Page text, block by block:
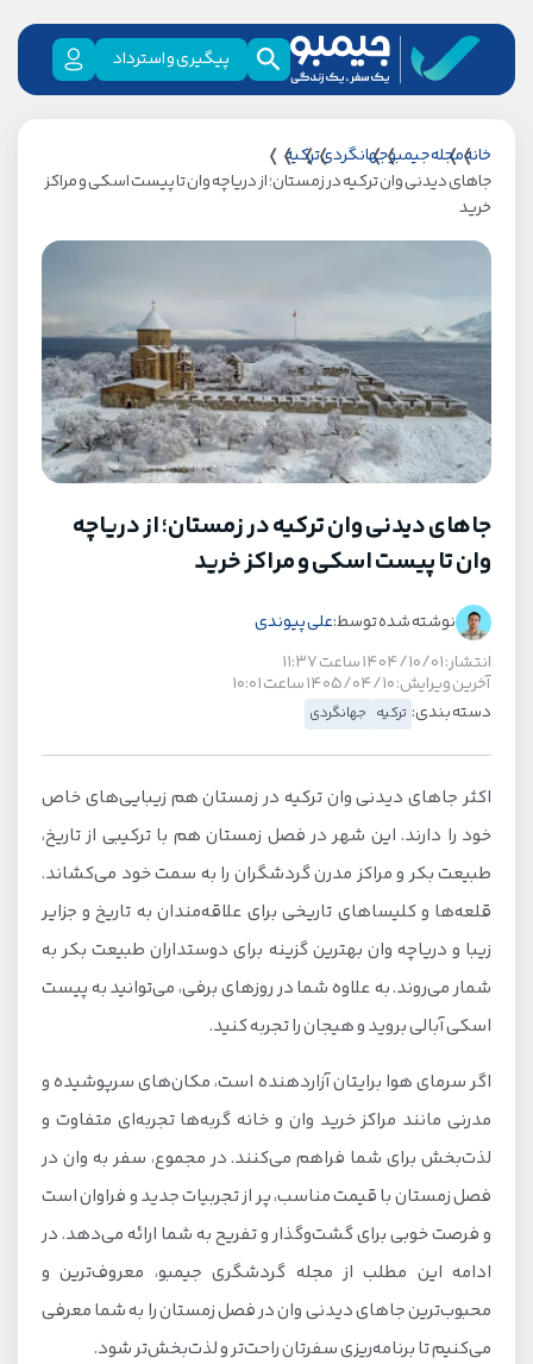
پیگیری و استرداد
خانهمجله جیمبوجهانگردیترکیه
جاهای دیدنی وان ترکیه در زمستان؛ از دریاچه وان تا پیست اسکی و مراکز
خرید
جاهای دیدنی وان ترکیه در زمستان؛ از دریاچه
وان تا پیست اسکی و مراکز خرید
نوشته شده توسط:علی پیوندی
انتشار: ۱۴۰۴/۱۰/۰۱ ساعت ۱۱:۳۷
آخرین ویرایش: ۱۴۰۵/۰۴/۱۰ ساعت ۱۰:۰۱
دسته بندی: ترکیه جهانگردی
اکثر جاهای دیدنی وان ترکیه در زمستان هم زیبایی‌های خاص
خود را دارند. این شهر در فصل زمستان هم با ترکیبی از تاریخ،
طبیعت بکر و مراکز مدرن گردشگران را به سمت خود می‌کشاند‌.
قلعه‌ها و کلیساهای تاریخی برای علاقه‌مندان به تاریخ و جزایر
زیبا و دریاچه وان بهترین گزینه برای دوستداران طبیعت بکر به
شمار می‌روند. به علاوه شما در روزهای برفی، می‌توانید به پیست
اسکی آبالی بروید و هیجان را تجربه کنید.
اگر سرمای هوا برایتان آزاردهنده است، مکان‌های سرپوشیده و
مدرنی مانند مراکز خرید وان و خانه گربه‌ها تجربه‌ای متفاوت و
لذت‌بخش برای شما فراهم می‌کنند. در مجموع، سفر به وان در
فصل زمستان با قیمت مناسب، پر از تجربیات جدید و فراوان است
و فرصت خوبی برای گشت‌وگذار و تفریح به شما ارائه می‌دهد. در
ادامه این مطلب از مجله گردشگری جیمبو، معروف‌ترین و
محبوب‌ترین جاهای دیدنی وان در فصل زمستان را به شما معرفی
می‌کنیم تا برنامه‌ریزی سفرتان راحت‌تر و لذت‌بخش‌تر شود.